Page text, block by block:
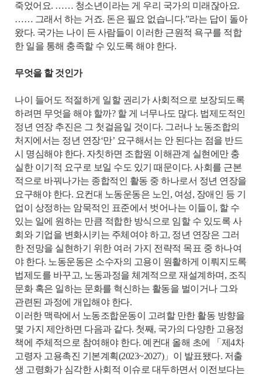
죽었어요. …… 청소년이라는 게 우리 국가의 미래잖아요.
…… 그래서 하는 거죠. 돈은 필요 없습니다.”라는 답이 돌아
왔다. 국가는 나이 든 사람들이 이러한 근원적 욕구를 적합
한 일을 통해 충족할 수 있도록 해야 한다.
무엇을 할 것인가
나이 들어도 적절하게 일할 권리가 사회적으로 보장되도록
하려면 무엇을 해야 할까? 할 게 너무나도 많다. 법제도적인
정년 연장 추진은 그 첫걸음일 것이다. 그러나 노동조합의
처지에서는 정년 연장‘만’ 요구해서는 안 된다는 점을 반드
시 명심해야 한다. 자칫하면 조합원 이해관계 실현에만 충
실한 이기적 요구로 보일 수도 있기 때문이다. 사회를 근본
적으로 바꿔나가는 종합적인 활동 중 하나로서 정년 연장을
요구해야 한다. 요컨대 노동운동은 노인, 여성, 장애인 등 기
업이 상정하는 암묵적인 표준에서 벗어나는 이들이, 할 수
있는 일에 원하는 만큼 적합한 방식으로 임할 수 있도록 사
회와 기업을 변화시키는 주체여야 하고, 정년 연장은 그러
한 전망을 실현하기 위한 여러 가지 전략적 목표 중 하나여
야 한다. 노동운동은 소수자의 고용이 원활하게 이뤄지도록
법제도를 바꾸고, 노동과정을 체계적으로 재설계하며, 조직
문화 혹은 일하는 문화를 혁신하는 활동을 벌이거나 그와
관련된 과정에 개입해야 한다.
이러한 맥락에서 노동조합운동이 고려할 만한 활동 방향을
몇 가지 제안하면 다음과 같다. 첫째, 국가의 다양한 고용정
책에 주체적으로 참여해야 한다. 예컨대 올해 초에 「제4차
고령자 고용촉진 기본계획(2023~2027)」이 발표됐다. 저출
생 고령화가 심각한 사회적 이슈로 대두하면서 이전보다는